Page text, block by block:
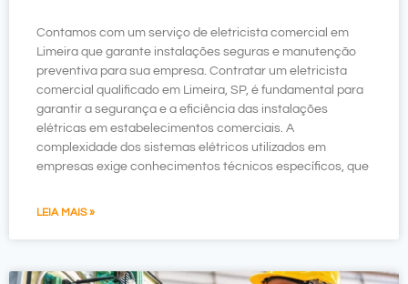
Contamos com um serviço de eletricista comercial em
Limeira que garante instalações seguras e manutenção
preventiva para sua empresa. Contratar um eletricista
comercial qualificado em Limeira, SP, é fundamental para
garantir a segurança e a eficiência das instalações
elétricas em estabelecimentos comerciais. A
complexidade dos sistemas elétricos utilizados em
empresas exige conhecimentos técnicos específicos, que
LEIA MAIS »